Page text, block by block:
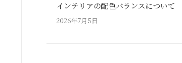
インテリアの配色バランスについて
2026年7月5日